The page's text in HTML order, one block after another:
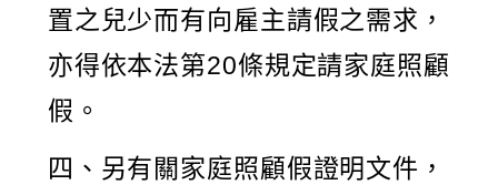
置之兒少而有向雇主請假之需求，
亦得依本法第20條規定請家庭照顧
假。
四、另有關家庭照顧假證明文件，